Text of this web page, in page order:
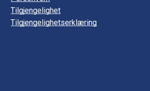
Tilgjengelighet
Tilgjengelighetserklæring